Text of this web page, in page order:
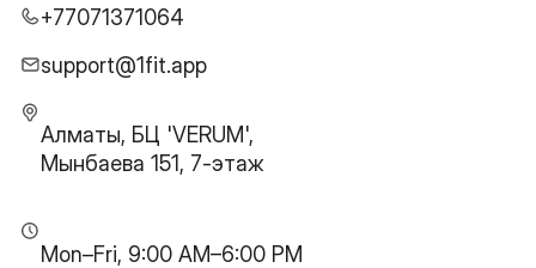
+77071371064
support@1fit.app
Алматы, БЦ 'VERUM',
Мынбаева 151, 7-этаж
Mon–Fri, 9:00 AM–6:00 PM